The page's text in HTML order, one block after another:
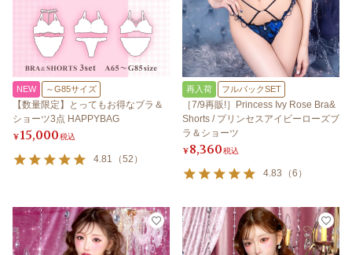
NEW ～G85サイズ
【数量限定】とってもお得なブラ＆
ショーツ3点 HAPPYBAG
¥15,000税込
4.81 （52 ）
再入荷 フルバックSET
［7/9再販!］Princess Ivy Rose Bra&
Shorts / プリンセスアイビーローズブ
ラ＆ショーツ
¥8,360税込
4.83 （6 ）